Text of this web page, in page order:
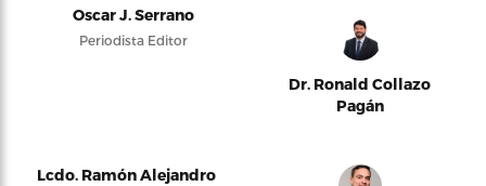
Oscar J. Serrano
Periodista Editor
Dr. Ronald Collazo
Pagán
Lcdo. Ramón Alejandro